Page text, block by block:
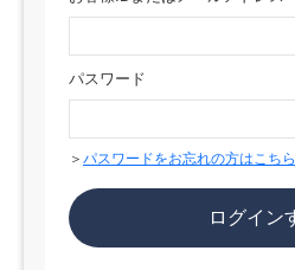
パスワード
＞ パスワードをお忘れの方はこちら